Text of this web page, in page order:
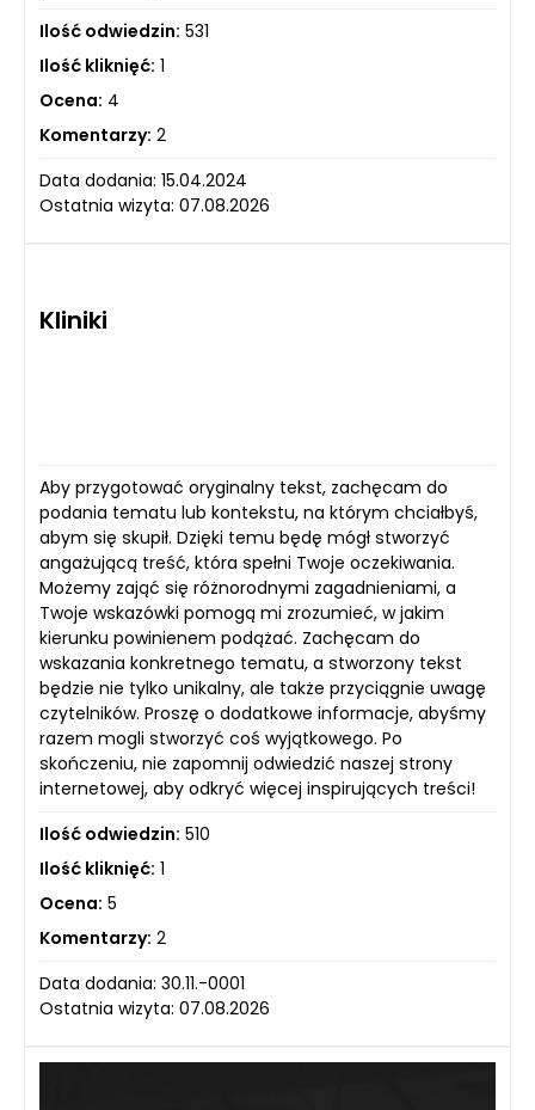
Ilość odwiedzin: 531
Ilość kliknięć: 1
Ocena: 4
Komentarzy: 2
Data dodania: 15.04.2024
Ostatnia wizyta: 07.08.2026
Kliniki
Aby przygotować oryginalny tekst, zachęcam do
podania tematu lub kontekstu, na którym chciałbyś,
abym się skupił. Dzięki temu będę mógł stworzyć
angażującą treść, która spełni Twoje oczekiwania.
Możemy zająć się różnorodnymi zagadnieniami, a
Twoje wskazówki pomogą mi zrozumieć, w jakim
kierunku powinienem podążać. Zachęcam do
wskazania konkretnego tematu, a stworzony tekst
będzie nie tylko unikalny, ale także przyciągnie uwagę
czytelników. Proszę o dodatkowe informacje, abyśmy
razem mogli stworzyć coś wyjątkowego. Po
skończeniu, nie zapomnij odwiedzić naszej strony
internetowej, aby odkryć więcej inspirujących treści!
Ilość odwiedzin: 510
Ilość kliknięć: 1
Ocena: 5
Komentarzy: 2
Data dodania: 30.11.-0001
Ostatnia wizyta: 07.08.2026